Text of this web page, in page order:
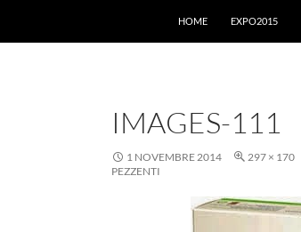
HOME
EXPO2015
IMAGES-111
1 NOVEMBRE 2014 297 × 170
PEZZENTI